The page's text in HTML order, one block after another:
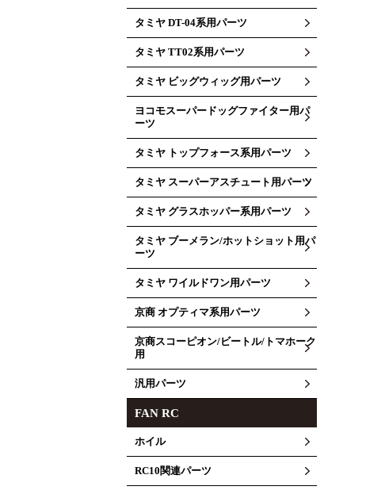
タミヤ DT-04系用パーツ
タミヤ TT02系用パーツ
タミヤ ビッグウィッグ用パーツ
ヨコモスーパードッグファイター用パ
ーツ
タミヤ トップフォース系用パーツ
タミヤ スーパーアスチュート用パーツ
タミヤ グラスホッパー系用パーツ
タミヤ ブーメラン/ホットショット用パ
ーツ
タミヤ ワイルドワン用パーツ
京商 オプティマ系用パーツ
京商スコーピオン/ビートル/トマホーク
用
汎用パーツ
FAN RC
ホイル
RC10関連パーツ